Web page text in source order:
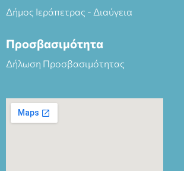
Δήμος Ιεράπετρας - Διαύγεια
Προσβασιμότητα
Δήλωση Προσβασιμότητας